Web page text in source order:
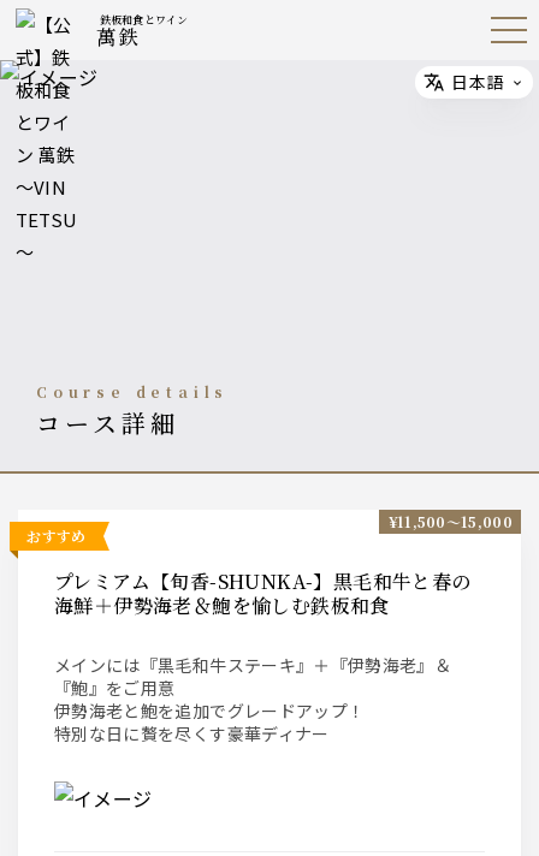
鉄板和食とワイン
萬鉄 Open
Navig
course details
コース詳細
おすすめ
プレミアム【旬香-SHUNKA-】黒毛和牛と春の
海鮮＋伊勢海老＆鮑を愉しむ鉄板和食
メインには『黒毛和牛ステーキ』＋『伊勢海老』＆
『鮑』をご用意
伊勢海老と鮑を追加でグレードアップ！
特別な日に贅を尽くす豪華ディナー
¥11,500〜15,000
Select
日本語